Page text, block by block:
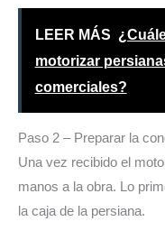
LEER MÁS
motorizar
comerciales?
Paso 2 – Preparar la
Una vez recibido el
manos a la obra. Lo
la caja de la persiana.